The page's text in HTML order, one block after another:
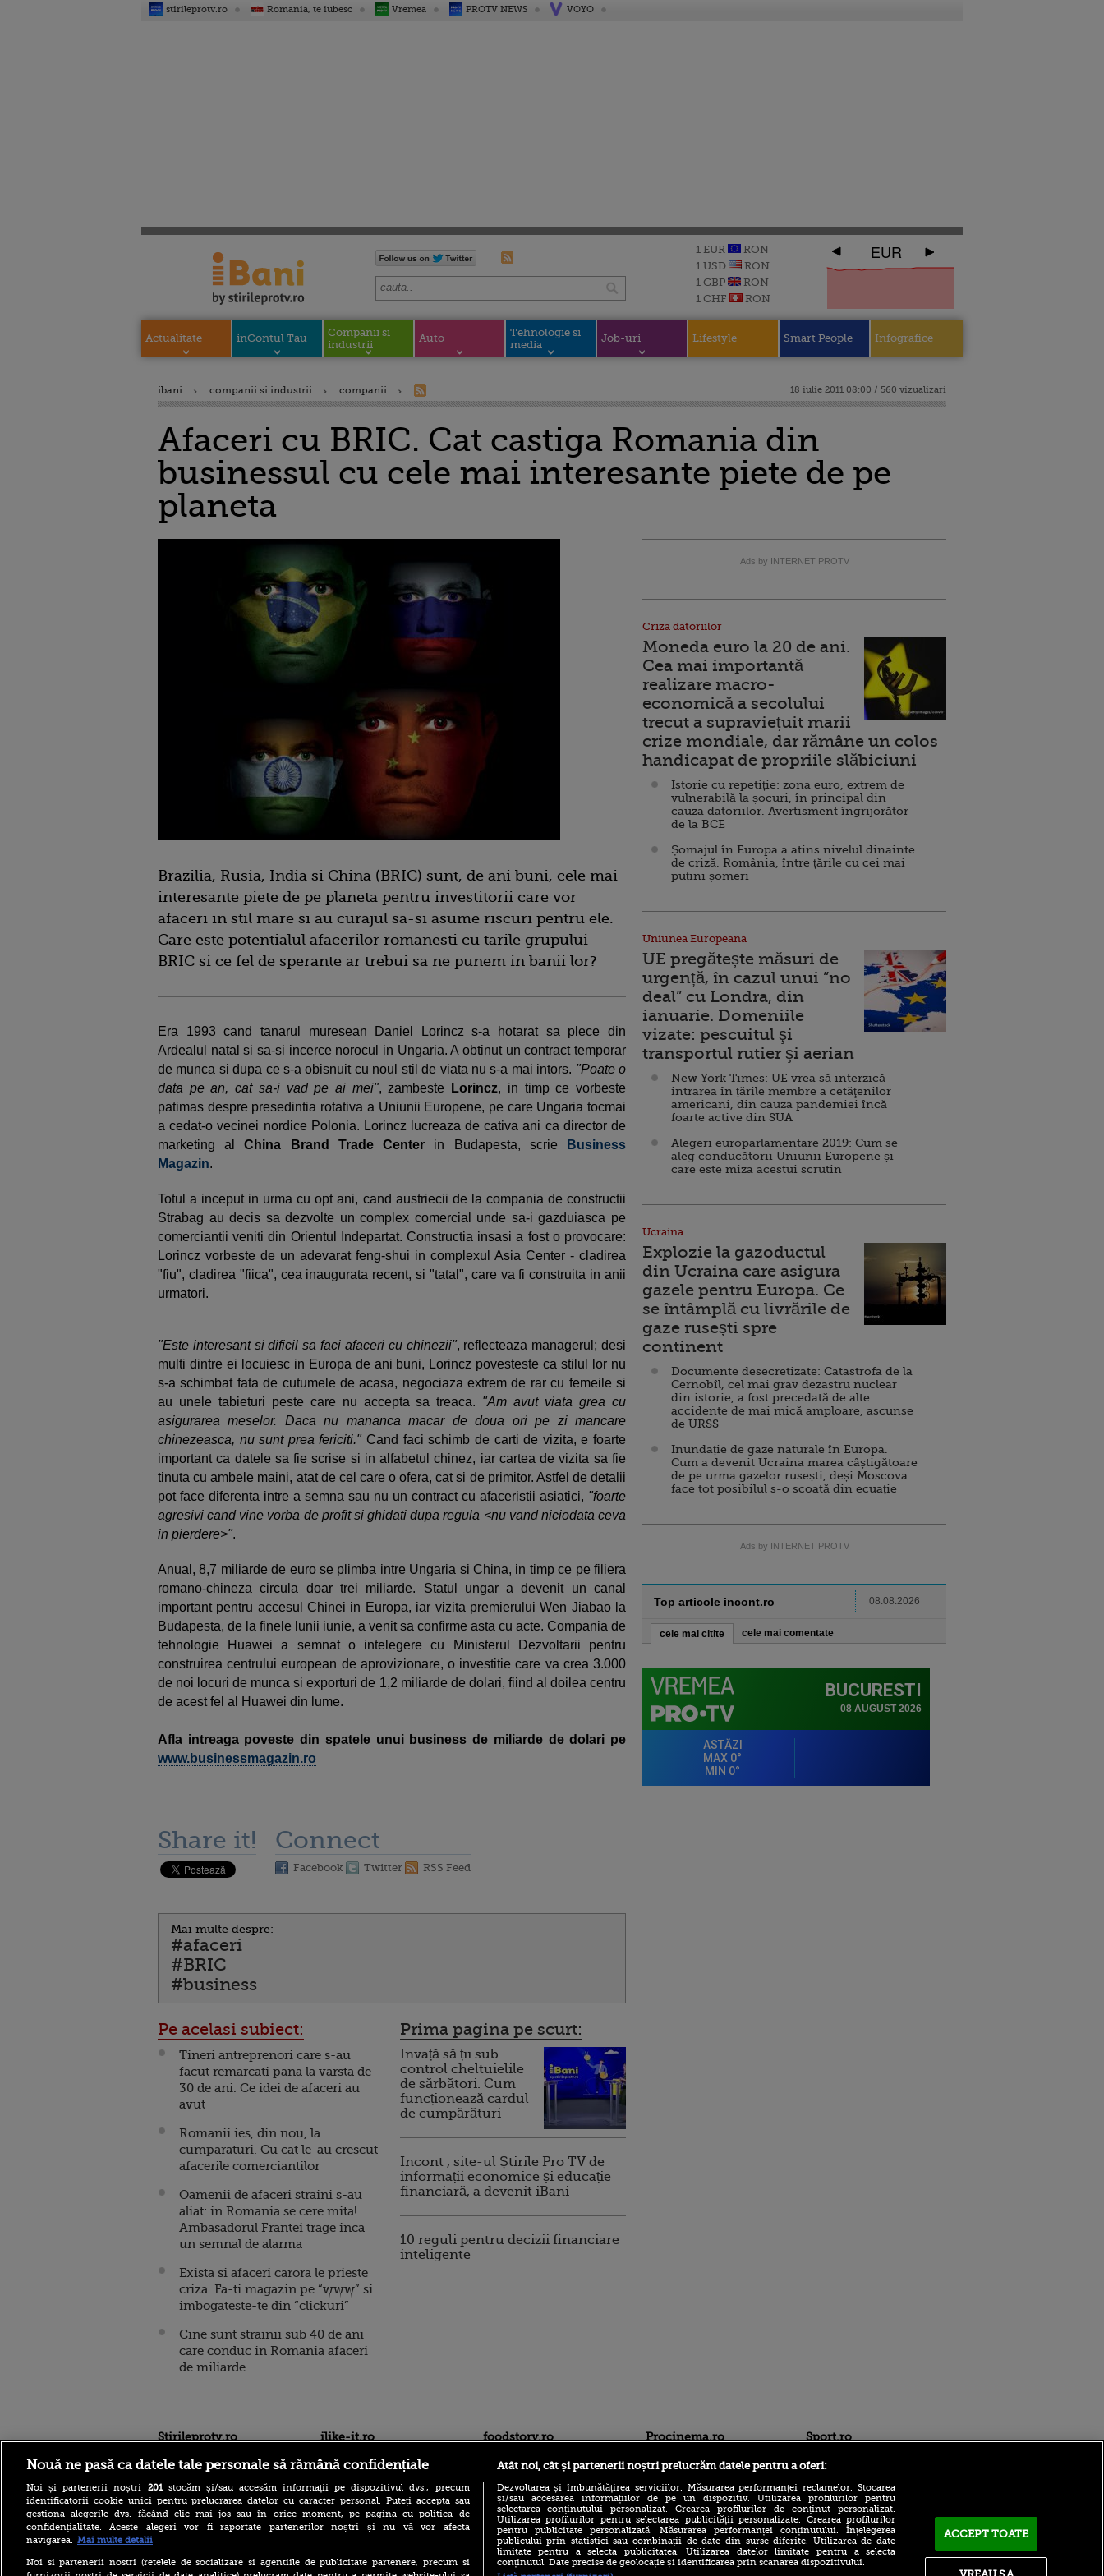
stirileprotv.ro Romania, te iubesc Vremea PROTV NEWS VOYO
1 EUR
RON
1 USD
RON
1 GBP
RON
1 CHF
RON
EUR
Actualitate inContul Tau
Companii si
industrii
Auto
Tehnologie si
media
Job-uri Lifestyle Smart People Infografice
ibani companii si industrii companii 18 iulie 2011 08:00 / 560 vizualizari
Afaceri cu BRIC. Cat castiga Romania din
businessul cu cele mai interesante piete de pe
planeta
Brazilia, Rusia, India si China (BRIC) sunt, de ani buni, cele mai
interesante piete de pe planeta pentru investitorii care vor
afaceri in stil mare si au curajul sa-si asume riscuri pentru ele.
Care este potentialul afacerilor romanesti cu tarile grupului
BRIC si ce fel de sperante ar trebui sa ne punem in banii lor?
Era 1993 cand tanarul muresean Daniel Lorincz s-a hotarat sa plece din
Ardealul natal si sa-si incerce norocul in Ungaria. A obtinut un contract temporar
de munca si dupa ce s-a obisnuit cu noul stil de viata nu s-a mai intors. "Poate o
data pe an, cat sa-i vad pe ai mei", zambeste Lorincz, in timp ce vorbeste
patimas despre presedintia rotativa a Uniunii Europene, pe care Ungaria tocmai
a cedat-o vecinei nordice Polonia. Lorincz lucreaza de cativa ani ca director de
marketing alChina Brand Trade Center in Budapesta, scrie
Business
Magazin.
Totul a inceput in urma cu opt ani, cand austriecii de la compania de constructii
Strabag au decis sa dezvolte un complex comercial unde sa-i gazduiasca pe
comerciantii veniti din Orientul Indepartat. Constructia insasi a fost o provocare:
Lorincz vorbeste de un adevarat feng-shui in complexul Asia Center - cladirea
"fiu", cladirea "fiica", cea inaugurata recent, si "tatal", care va fi construita in anii
urmatori.
"Este interesant si dificil sa faci afaceri cu chinezii", reflecteaza managerul; desi
multi dintre ei locuiesc in Europa de ani buni, Lorincz povesteste ca stilul lor nu
s-a schimbat fata de cutumele de acasa, negociaza extrem de rar cu femeile si
au unele tabieturi peste care nu accepta sa treaca. "Am avut viata grea cu
asigurarea meselor. Daca nu mananca macar de doua ori pe zi mancare
chinezeasca, nu sunt prea fericiti." Cand faci schimb de carti de vizita, e foarte
important ca datele sa fie scrise si in alfabetul chinez, iar cartea de vizita sa fie
tinuta cu ambele maini, atat de cel care o ofera, cat si de primitor. Astfel de detalii
pot face diferenta intre a semna sau nu un contract cu afaceristii asiatici, "foarte
agresivi cand vine vorba de profit si ghidati dupa regula <nu vand niciodata ceva
in pierdere>".
Anual, 8,7 miliarde de euro se plimba intre Ungaria si China, in timp ce pe filiera
romano-chineza circula doar trei miliarde. Statul ungar a devenit un canal
important pentru accesul Chinei in Europa, iar vizita premierului Wen Jiabao la
Budapesta, de la finele lunii iunie, a venit sa confirme asta cu acte. Compania de
tehnologie Huawei a semnat o intelegere cu Ministerul Dezvoltarii pentru
construirea centrului european de aprovizionare, o investitie care va crea 3.000
de noi locuri de munca si exporturi de 1,2 miliarde de dolari, fiind al doilea centru
de acest fel al Huawei din lume.
Afla intreaga poveste din spatele unui business de miliarde de dolari pe
www.businessmagazin.ro
Share it! Connect
Facebook Twitter RSS Feed
Mai multe despre:
#afaceri
#BRIC
#business
Pe acelasi subiect:
Tineri antreprenori care s-au
facut remarcati pana la varsta de
30 de ani. Ce idei de afaceri au
avut
Romanii ies, din nou, la
cumparaturi. Cu cat le-au crescut
afacerile comerciantilor
Oamenii de afaceri straini s-au
aliat: in Romania se cere mita!
Ambasadorul Frantei trage inca
un semnal de alarma
Exista si afaceri carora le prieste
criza. Fa-ti magazin pe “www” si
imbogateste-te din “clickuri”
Cine sunt strainii sub 40 de ani
care conduc in Romania afaceri
de miliarde
Prima pagina pe scurt:
Invață să ții sub
control cheltuielile
de sărbători. Cum
funcționează cardul
de cumpărături
Incont , site-ul Știrile Pro TV de
informații economice și educație
financiară, a devenit iBani
10 reguli pentru decizii financiare
inteligente
Ads by INTERNET PROTV
Criza datoriilor
Moneda euro la 20 de ani.
Cea mai importantă
realizare macro-
economică a secolului
trecut a supraviețuit marii
crize mondiale, dar rămâne un colos
handicapat de propriile slăbiciuni
Istorie cu repetiție: zona euro, extrem de
vulnerabilă la șocuri, în principal din
cauza datoriilor. Avertisment îngrijorător
de la BCE
Șomajul în Europa a atins nivelul dinainte
de criză. România, între țările cu cei mai
puțini șomeri
Uniunea Europeana
UE pregătește măsuri de
urgență, în cazul unui ”no
deal” cu Londra, din
ianuarie. Domeniile
vizate: pescuitul şi
transportul rutier şi aerian
New York Times: UE vrea să interzică
intrarea în țările membre a cetăţenilor
americani, din cauza pandemiei încă
foarte active din SUA
Alegeri europarlamentare 2019: Cum se
aleg conducătorii Uniunii Europene și
care este miza acestui scrutin
Ucraina
Explozie la gazoductul
din Ucraina care asigura
gazele pentru Europa. Ce
se întâmplă cu livrările de
gaze rusești spre
continent
Documente desecretizate: Catastrofa de la
Cernobîl, cel mai grav dezastru nuclear
din istorie, a fost precedată de alte
accidente de mai mică amploare, ascunse
de URSS
Inundație de gaze naturale în Europa.
Cum a devenit Ucraina marea câștigătoare
de pe urma gazelor rusești, deși Moscova
face tot posibilul s-o scoată din ecuație
Ads by INTERNET PROTV
Top articole incont.ro 08.08.2026
cele mai citite cele mai comentate
Stirileprotv.ro
pașapoarte din lume în
2026. Pe ce loc se află
ilike-it.ro foodstory.ro
(P) Descoperă Lumea
Evenimentelor din România
Procinema.ro
Nikolaj Coster-Waldau din
Sport.ro
ACUM: Ipswich - Rayo
Vallecano 3-0, pe VOYO
Nouă ne pasă ca datele tale personale să rămână confidențiale
Noi și partenerii noștri 201stocăm și/sau accesăm informații pe dispozitivul dvs., precum
identificatorii cookie unici pentru prelucrarea datelor cu caracter personal. Puteți accepta sau
gestiona alegerile dvs. făcând clic mai jos sau în orice moment, pe pagina cu politica de
confidențialitate. Aceste alegeri vor fi raportate partenerilor noștri și nu vă vor afecta
navigarea. Mai multe detalii
Noi si partenerii nostri (retelele de socializare si agentiile de publicitate partenere, precum si
Atât noi, cât și partenerii noștri prelucrăm datele pentru a oferi:
Dezvoltarea și îmbunătățirea serviciilor. Măsurarea performanței reclamelor. Stocarea
și/sau accesarea informațiilor de pe un dispozitiv. Utilizarea profilurilor pentru
selectarea conținutului personalizat. Crearea profilurilor de conținut personalizat.
Utilizarea profilurilor pentru selectarea publicității personalizate. Crearea profilurilor
pentru publicitate personalizată. Măsurarea performanței conținutului. Înțelegerea
publicului prin statistici sau combinații de date din surse diferite. Utilizarea de date
limitate pentru a selecta publicitatea. Utilizarea datelor limitate pentru a selecta
conținutul. Date precise de geolocație și identificarea prin scanarea dispozitivului.
ACCEPT TOATE